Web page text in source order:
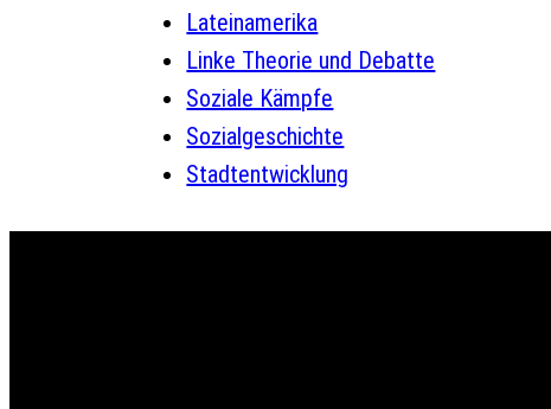
Lateinamerika
Linke Theorie und Debatte
Soziale Kämpfe
Sozialgeschichte
Stadtentwicklung